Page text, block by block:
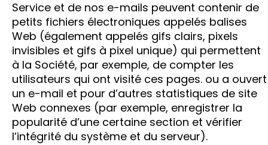
Service et de nos e-mails peuvent contenir de
petits fichiers électroniques appelés balises
Web (également appelés gifs clairs, pixels
invisibles et gifs à pixel unique) qui permettent
à la Société, par exemple, de compter les
utilisateurs qui ont visité ces pages. ou a ouvert
un e-mail et pour d’autres statistiques de site
Web connexes (par exemple, enregistrer la
popularité d’une certaine section et vérifier
l’intégrité du système et du serveur).